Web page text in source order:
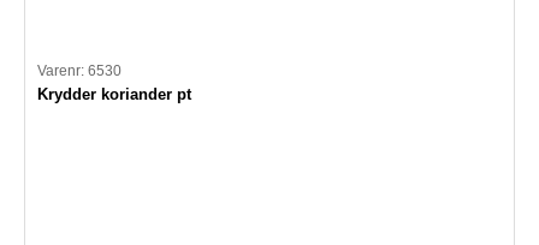
Varenr: 6530
Krydder koriander pt